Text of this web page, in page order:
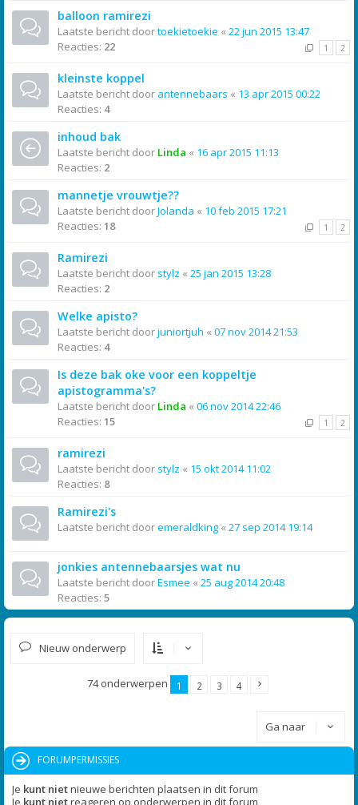
balloon ramirezi
Laatste bericht doortoekietoekie « 22 jun 2015 13:47
Reacties: 22 1 2
kleinste koppel
Laatste bericht door antennebaars « 13 apr 2015 00:22
Reacties: 4
inhoud bak
Laatste bericht door Linda « 16 apr 2015 11:13
Reacties: 2
mannetje vrouwtje??
Laatste bericht doorJolanda « 10 feb 2015 17:21
Reacties: 18 1 2
Ramirezi
Laatste bericht door stylz « 25 jan 2015 13:28
Reacties: 2
Welke apisto?
Laatste bericht doorjuniortjuh « 07 nov 2014 21:53
Reacties: 4
Is deze bak oke voor een koppeltje
apistogramma's?
Laatste bericht door Linda « 06 nov 2014 22:46
Reacties: 15 1 2
ramirezi
Laatste bericht door stylz « 15 okt 2014 11:02
Reacties: 8
Ramirezi's
Laatste bericht dooremeraldking « 27 sep 2014 19:14
jonkies antennebaarsjes wat nu
Laatste bericht doorEsmee « 25 aug 2014 20:48
Reacties: 5
Nieuw onderwerp
74 onderwerpen 1 2 3 4
Ga naar
FORUMPERMISSIES
Je kunt nietnieuwe berichten plaatsen in dit forum
Je kunt nietreageren op onderwerpen in dit forum